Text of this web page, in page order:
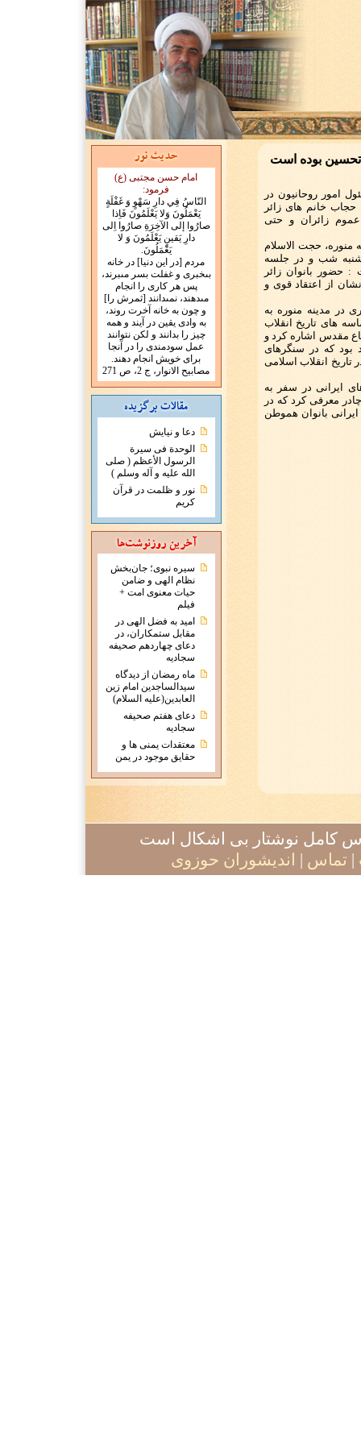
امام حسن مجتبی (ع)
فرمود:
النّاسُ فِي دارِ سَهْوٍ وَ غَفْلَةٍ
يَعْمَلُونَ وَلا يَعْلَمُونَ فَاِذا
صارُوا إلى الآخِرَةِ صارُوا اِلى
دارِ يَقينٍ يَعْلَمُونَ وَ لا
يَعْمَلُونَ.
مردم [در اين دنيا] در خانه
بى‏خبرى و غفلت بسر مى‏برند،
پس هر كارى را انجام
مى‏دهند، نمى‏دانند [ثمرش را]
و چون به خانه آخرت روند،
به وادى يقين در آيند و همه
چيز را بدانند و لكن نتوانند
عمل سودمندى را در آنجا
براى خويش انجام دهند.
مصابيح الانوار، ج 2، ص 271
دعا و نیایش
الوحدة فی سیرة
الرسول الأعظم ( صلی
الله علیه و آله وسلم )
نور و ظلمت در قرآن
کریم
سیره نبوی؛ جان‌بخش
نظام الهی و ضامن
حیات معنوی امت +
فیلم
امید به فضل الهی در
مقابل ستمکاران، در
دعای چهاردهم صحیفه
سجادیه
ماه رمضان از دیدگاه
سیدالساجدین امام زین
العابدین(علیه السلام)
دعای هفتم صحیفه
سجادیه
معتقدات يمنی ها و
حقايق موجود در يمن
تحسین بوده است
امور روحانیون در
خانم های زائر
زائران و حتی
منوره، حجت الاسلام
شب و در جلسه
: حضور بانوان زائر
از اعتقاد قوی و
در مدینه منوره به
های تاریخ انقلاب
مقدس اشاره کرد و
بود که در سنگرهای
تاریخ انقلاب اسلامی
ایرانی در سفر به
معرفی کرد که در
بانوان هموطن
کامل نوشتار بی اشکال است
| تماس | اندیشوران حوزوی